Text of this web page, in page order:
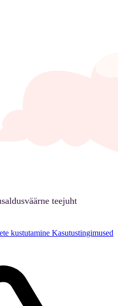
teejuht
kustutamine Kasutustingimused